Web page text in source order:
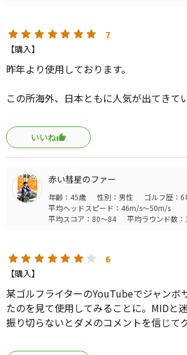
7
【購入】
昨年より使用しております。
この所海外、日本ともに人気が出てきて
困難になって来ており、先日交換するた
常に苦労しました。
このグリップはとにかく柔らかく指がム
内部に埋まるのではないかと思うくらいで
その為衝撃をしっかりと吸収してくれる
柔らかいためシャフトの挙動も手に伝わ
またビックリするほど雨や汗にも強くグ
限り濡れていてもすっぽ抜ける事はまず
ーブが無い右手もしっかり握れば問題な
CP2 Proとデザイン的に好みが分かれるか
ックラインが無い代わりにグリップ位置
いいね
赤い彗星のファー
年齢：45歳 性別：男性
ゴルフ歴：
平均ヘッドスピード：46m/s～50m/s
平均スコア：80～84
平均ラウンド数
6
【購入】
某ゴルフライターのYouTubeでジャンボ
たのを見て使用してみることに。MIDと
振り切らないとダメのコメントを信じて